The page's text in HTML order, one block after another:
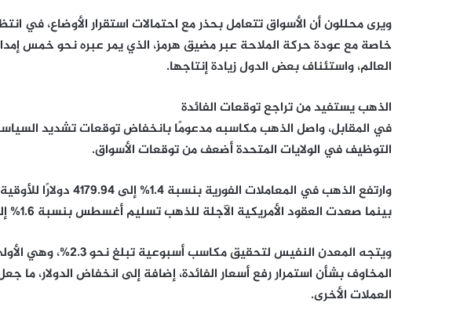
ويرى محللون أن الأسواق تتعامل بحذر مع احتمالات استقرار الأوضاع، في
خاصة مع عودة حركة الملاحة عبر مضيق هرمز، الذي يمر عبره نحو خمس
العالم، واستئناف بعض الدول زيادة إنتاجها.
الذهب يستفيد من تراجع توقعات الفائدة
في المقابل، واصل الذهب مكاسبه مدعومًا بانخفاض توقعات تشديد السياسة
التوظيف في الولايات المتحدة أضعف من توقعات الأسواق.
بينما صعدت العقود الأمريكية الآجلة للذهب تسليم أغسطس بنسبة 1.6% إلى 4193.20 دولارًا للأوقية.
ويتجه المعدن النفيس
المخاوف بشأن استمرار رفع أسعار الفائدة، إضافة إلى انخفاض الدولار،
العملات الأخرى.